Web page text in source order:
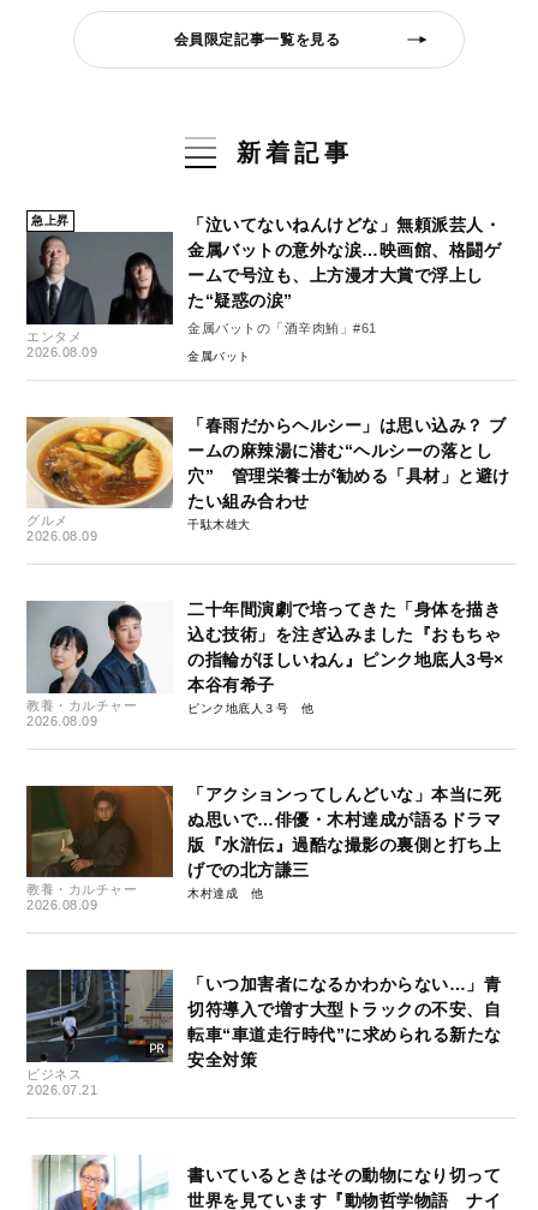
会員限定記事一覧を見る
新着記事
急上昇
エンタメ
2026.08.09
「泣いてないねんけどな」無頼派芸人・
金属バットの意外な涙…映画館、格闘ゲ
ームで号泣も、上方漫才大賞で浮上し
た“疑惑の涙”
金属バットの「酒辛肉鮪」#61
金属バット
グルメ
2026.08.09
「春雨だからヘルシー」は思い込み？ ブ
ームの麻辣湯に潜む“ヘルシーの落とし
穴” 管理栄養士が勧める「具材」と避け
たい組み合わせ
千駄木雄大
教養・カルチャー
2026.08.09
二十年間演劇で培ってきた「身体を描き
込む技術」を注ぎ込みました『おもちゃ
の指輪がほしいねん』ピンク地底人3号×
本谷有希子
ピンク地底人３号
教養・カルチャー
2026.08.09
「アクションってしんどいな」本当に死
ぬ思いで…俳優・木村達成が語るドラマ
版『水滸伝』過酷な撮影の裏側と打ち上
げでの北方謙三
木村達成
ビジネス
2026.07.21
「いつ加害者になるかわからない…」青
切符導入で増す大型トラックの不安、自
転車“車道走行時代”に求められる新たな
安全対策
書いているときはその動物になり切って
世界を見ています『動物哲学物語 ナイ